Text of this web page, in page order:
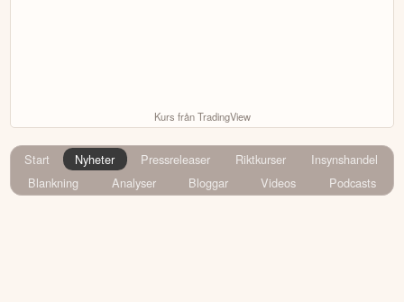
Kurs från TradingView
Start Nyheter Pressreleaser Riktkurser
Insynshandel
Blankning
Analyser Bloggar Videos Podcasts